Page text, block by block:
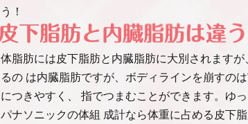
う！
体脂肪には皮下脂肪と内臓脂肪に大別されます
るの は内臓脂肪ですが、ボディラインを崩すの
につきやすく、 指でつまむことができます。ゆ
パナソニックの体組 成計なら体重に占める皮下